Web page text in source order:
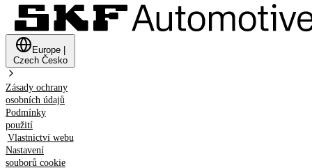
Europe
Czech Česko
Zásady ochrany
osobních údajů
Podmínky
použití
Vlastnictví webu
Nastavení
souborů cookie